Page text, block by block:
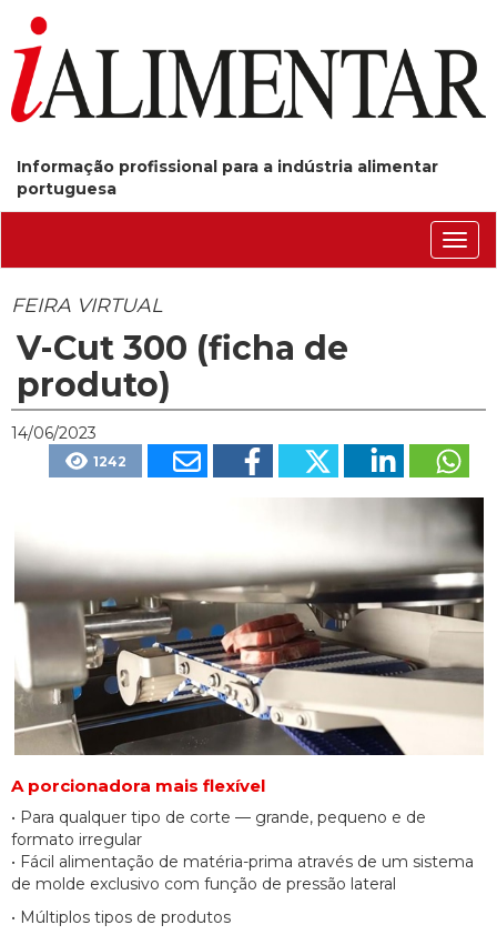
Informação profissional para a indústria alimentar
portuguesa
FEIRA VIRTUAL
V-Cut 300 (ficha de
produto)
14/06/2023
1242
A porcionadora mais flexível
• Para qualquer tipo de corte — grande, pequeno e de
formato irregular
• Fácil alimentação de matéria-prima através de um sistema
de molde exclusivo com função de pressão lateral
• Múltiplos tipos de produtos